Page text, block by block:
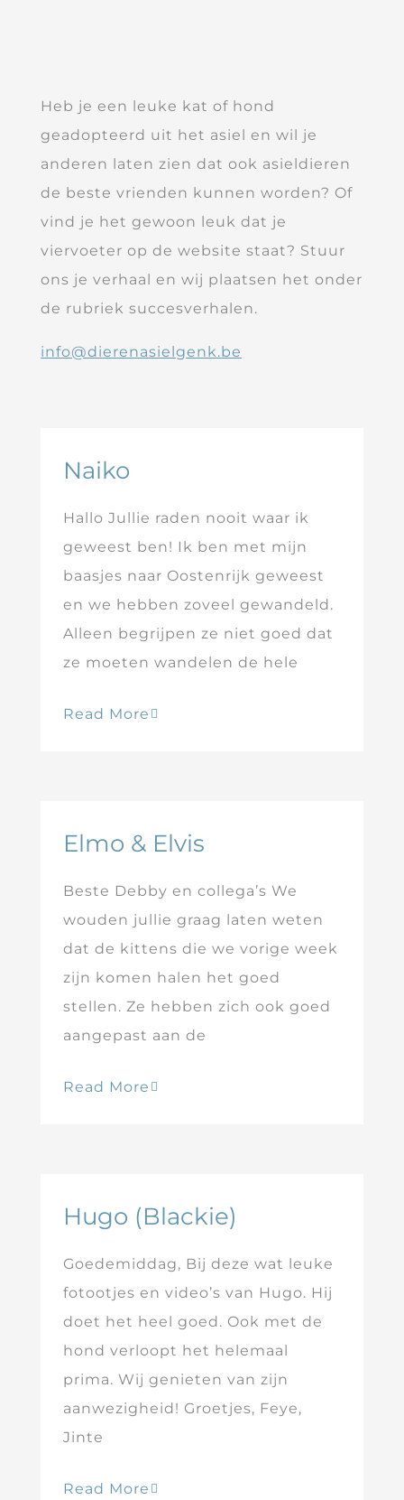
Heb je een leuke kat of hond
geadopteerd uit het asiel en wil je
anderen laten zien dat ook asieldieren
de beste vrienden kunnen worden? Of
vind je het gewoon leuk dat je
viervoeter op de website staat? Stuur
ons je verhaal en wij plaatsen het onder
de rubriek succesverhalen.
info@dierenasielgenk.be
Naiko
Hallo Jullie raden nooit waar ik
geweest ben! Ik ben met mijn
baasjes naar Oostenrijk geweest
en we hebben zoveel gewandeld.
Alleen begrijpen ze niet goed dat
ze moeten wandelen de hele
Read More
Elmo & Elvis
Beste Debby en collega’s We
wouden jullie graag laten weten
dat de kittens die we vorige week
zijn komen halen het goed
stellen. Ze hebben zich ook goed
aangepast aan de
Read More
Hugo (Blackie)
Goedemiddag, Bij deze wat leuke
fotootjes en video’s van Hugo. Hij
doet het heel goed. Ook met de
hond verloopt het helemaal
prima. Wij genieten van zijn
aanwezigheid! Groetjes, Feye,
Jinte
Read More